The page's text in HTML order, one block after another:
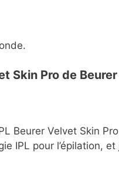
Skin Pro de Beurer
Beurer Velvet Skin
IPL pour l’épilation, et